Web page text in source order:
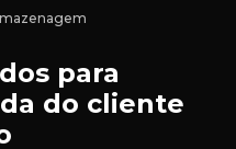
para
do cliente